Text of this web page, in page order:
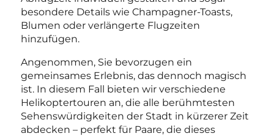
besondere Details wie Champagner-Toasts,
Blumen oder verlängerte Flugzeiten
hinzufügen.
Angenommen, Sie bevorzugen ein
gemeinsames Erlebnis, das dennoch magisch
ist. In diesem Fall bieten wir verschiedene
Helikoptertouren an, die alle berühmtesten
Sehenswürdigkeiten der Stadt in kürzerer Zeit
abdecken – perfekt für Paare, die dieses